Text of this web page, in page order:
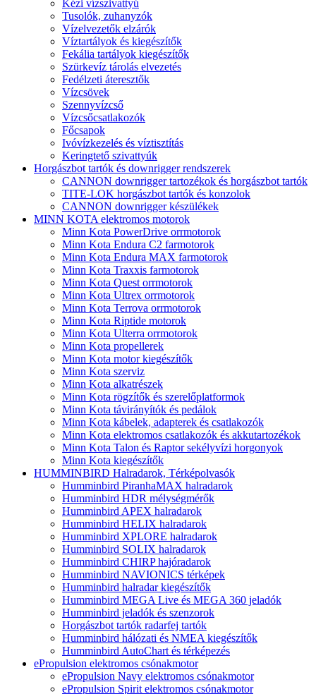
Kézi vízszivattyú
Tusolók, zuhanyzók
Vízelvezetők elzárók
Víztartályok és kiegészítők
Fekália tartályok kiegészítők
Szürkevíz tárolás elvezetés
Fedélzeti áteresztők
Vízcsövek
Szennyvízcső
Vízcsőcsatlakozók
Főcsapok
Ivóvízkezelés és víztisztítás
Keringtető szivattyúk
Horgászbot tartók és downrigger rendszerek
CANNON downrigger tartozékok és horgászbot tartók
TITE-LOK horgászbot tartók és konzolok
CANNON downrigger készülékek
MINN KOTA elektromos motorok
Minn Kota PowerDrive orrmotorok
Minn Kota Endura C2 farmotorok
Minn Kota Endura MAX farmotorok
Minn Kota Traxxis farmotorok
Minn Kota Quest orrmotorok
Minn Kota Ultrex orrmotorok
Minn Kota Terrova orrmotorok
Minn Kota Riptide motorok
Minn Kota Ulterra orrmotorok
Minn Kota propellerek
Minn Kota motor kiegészítők
Minn Kota szerviz
Minn Kota alkatrészek
Minn Kota rögzítők és szerelőplatformok
Minn Kota távirányítók és pedálok
Minn Kota kábelek, adapterek és csatlakozók
Minn Kota elektromos csatlakozók és akkutartozékok
Minn Kota Talon és Raptor sekélyvízi horgonyok
Minn Kota kiegészítők
HUMMINBIRD Halradarok, Térképolvasók
Humminbird PiranhaMAX halradarok
Humminbird HDR mélységmérők
Humminbird APEX halradarok
Humminbird HELIX halradarok
Humminbird XPLORE halradarok
Humminbird SOLIX halradarok
Humminbird CHIRP hajóradarok
Humminbird NAVIONICS térképek
Humminbird halradar kiegészítők
Humminbird MEGA Live és MEGA 360 jeladók
Humminbird jeladók és szenzorok
Horgászbot tartók radarfej tartók
Humminbird hálózati és NMEA kiegészítők
Humminbird AutoChart és térképezés
ePropulsion elektromos csónakmotor
ePropulsion Navy elektromos csónakmotor
ePropulsion Spirit elektromos csónakmotor